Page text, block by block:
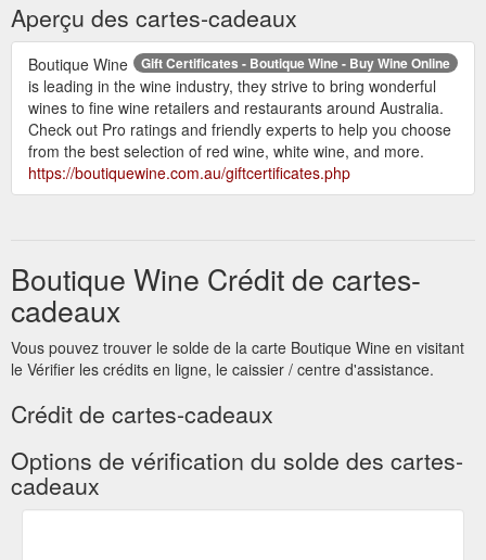
Aperçu des cartes-cadeaux
Gift Certificates - Boutique Wine - Buy Wine Online
Boutique Wine
is leading in the wine industry, they strive to bring wonderful
wines to fine wine retailers and restaurants around Australia.
Check out Pro ratings and friendly experts to help you choose
from the best selection of red wine, white wine, and more.
https://boutiquewine.com.au/giftcertificates.php
Boutique Wine Crédit de cartes-
cadeaux
Vous pouvez trouver le solde de la carte Boutique Wine en visitant
le Vérifier les crédits en ligne, le caissier / centre d'assistance.
Crédit de cartes-cadeaux
Options de vérification du solde des cartes-
cadeaux